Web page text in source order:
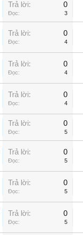
Trả lời: 0
Đọc: 3
Trả lời: 0
Đọc: 4
Trả lời: 0
Đọc: 4
Trả lời: 0
Đọc: 4
Trả lời: 0
Đọc: 5
Trả lời: 0
Đọc: 5
Trả lời: 0
Đọc: 5
Trả lời: 0
Đọc: 5